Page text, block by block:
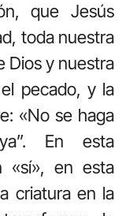
que Jesús
toda nuestra
Dios y nuestra
pecado, y la
«No se haga
En esta
«sí», en esta
criatura en la